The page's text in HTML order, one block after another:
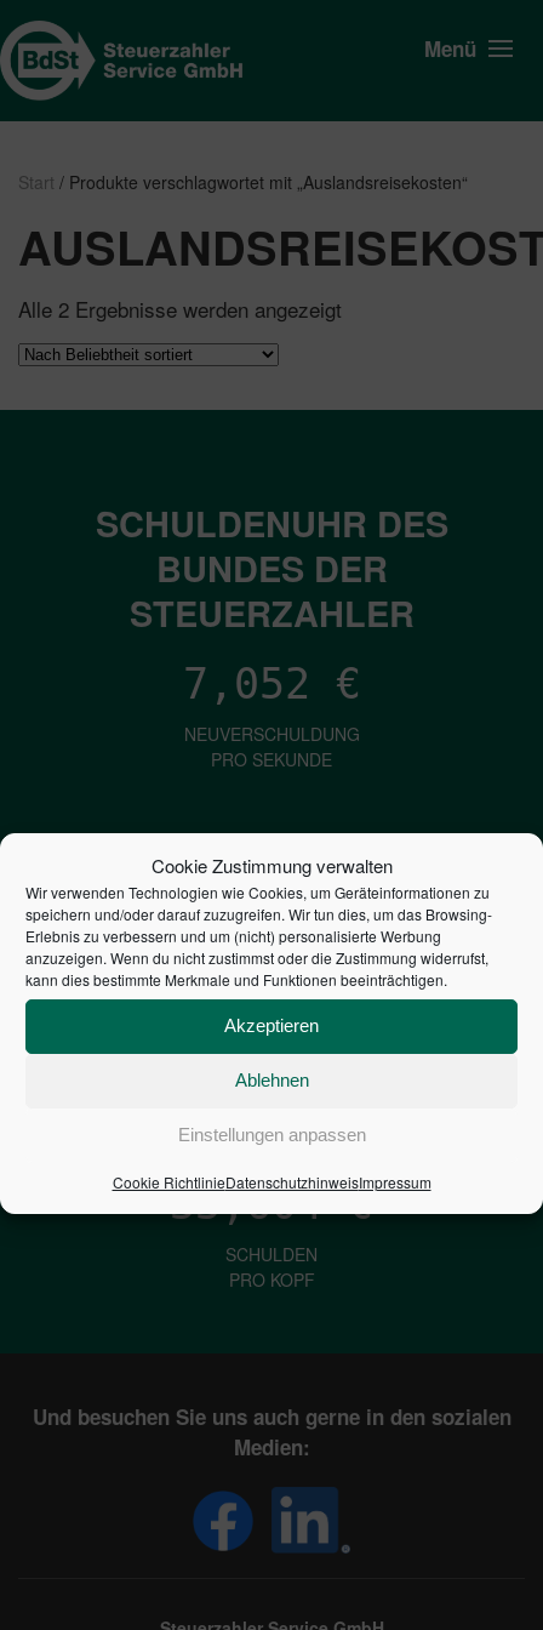
Cookie Zustimmung verwalten
Wir verwenden Technologien wie Cookies, um Geräteinformationen zu
speichern und/oder darauf zuzugreifen. Wir tun dies, um das Browsing-
Erlebnis zu verbessern und um (nicht) personalisierte Werbung
anzuzeigen. Wenn du nicht zustimmst oder die Zustimmung widerrufst,
kann dies bestimmte Merkmale und Funktionen beeinträchtigen.
Akzeptieren
Ablehnen
Einstellungen anpassen
Cookie RichtlinieDatenschutzhinweisImpressum
Menü
Start / Produkte verschlagwortet mit „Auslandsreisekosten“
Alle 2 Ergebnisse werden angezeigt
SCHULDENUHR DES
BUNDES DER
STEUERZAHLER
7,052 €
NEUVERSCHULDUNG
PRO SEKUNDE
1,601€
ZINSEN
PRO SEKUNDE
2,804,905,297,272
STAATSVERSCHULDUNG
33,604€
SCHULDEN
PRO KOPF
Und besuchen Sie uns auch gerne in den sozialen
Medien: